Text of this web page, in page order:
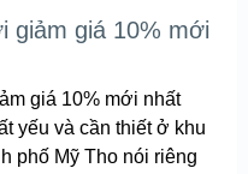
giảm giá 10% mới
giá 10% mới nhất
yếu và cần thiết ở khu
phố Mỹ Tho nói riêng